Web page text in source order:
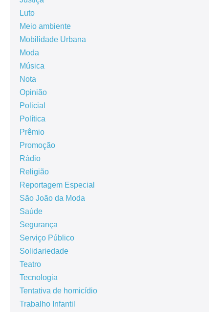
Luto
Meio ambiente
Mobilidade Urbana
Moda
Música
Nota
Opinião
Policial
Política
Prêmio
Promoção
Rádio
Religião
Reportagem Especial
São João da Moda
Saúde
Segurança
Serviço Público
Solidariedade
Teatro
Tecnologia
Tentativa de homicídio
Trabalho Infantil